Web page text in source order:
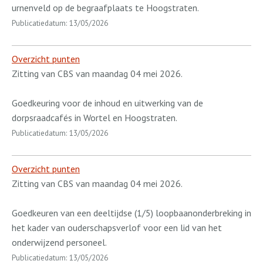
urnenveld op de begraafplaats te Hoogstraten.
Publicatiedatum: 13/05/2026
Overzicht punten
Zitting van CBS van maandag 04 mei 2026.
Goedkeuring voor de inhoud en uitwerking van de
dorpsraadcafés in Wortel en Hoogstraten.
Publicatiedatum: 13/05/2026
Overzicht punten
Zitting van CBS van maandag 04 mei 2026.
Goedkeuren van een deeltijdse (1/5) loopbaanonderbreking in
het kader van ouderschapsverlof voor een lid van het
onderwijzend personeel.
Publicatiedatum: 13/05/2026